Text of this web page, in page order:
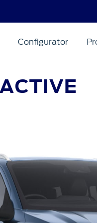
Configurator
ACTIVE